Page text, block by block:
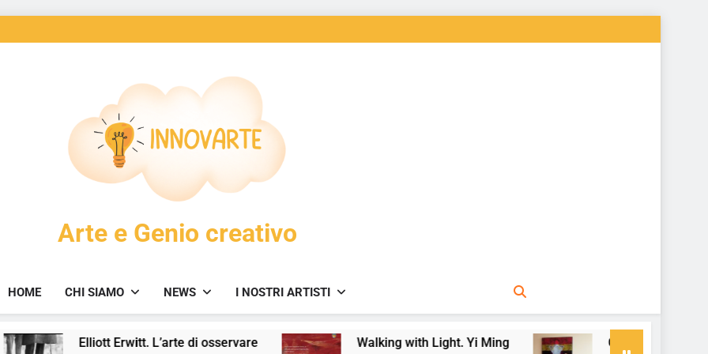
InnovArte
Arte e Genio creativo
HOME CHI SIAMO NEWS I NOSTRI ARTISTI
Elliott Erwitt. L’arte di osservare Walking with Light. Yi Ming Come valutare un